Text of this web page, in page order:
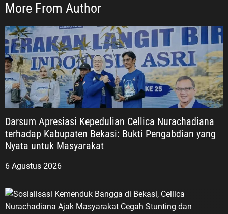
More From Author
Darsum Apresiasi Kepedulian Cellica Nurachadiana
terhadap Kabupaten Bekasi: Bukti Pengabdian yang
Nyata untuk Masyarakat
6 Agustus 2026